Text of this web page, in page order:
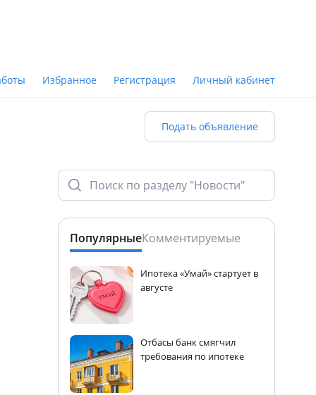
Избранное Регистрация Личный кабинет
Подать объявление
ПопулярныеКомментируемые
Ипотека «Умай» стартует в
августе
Отбасы банк смягчил
требования по ипотеке